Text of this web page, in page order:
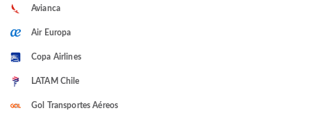
Avianca
Air Europa
Copa Airlines
LATAM Chile
Gol Transportes Aéreos